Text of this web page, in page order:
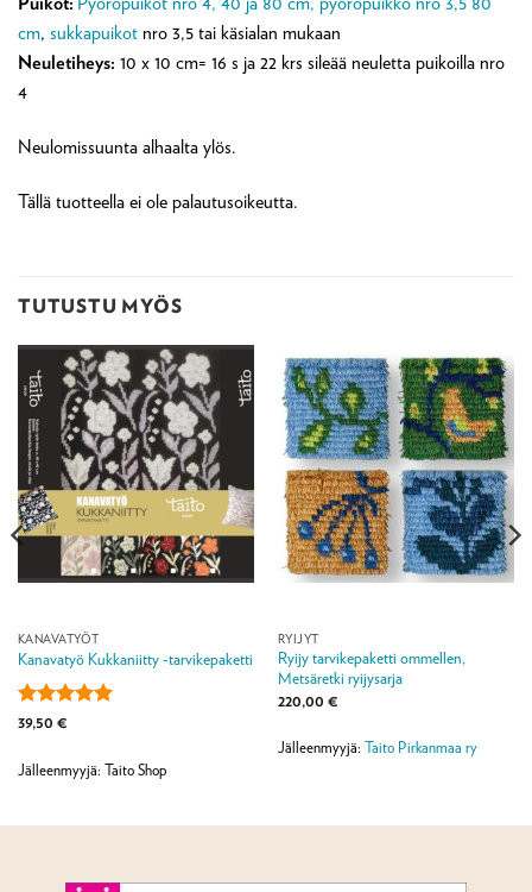
cm, sukkapuikot nro 3,5 tai käsialan mukaan
Neuletiheys: 10 x 10 cm= 16 s ja 22 krs sileää neuletta puikoilla nro
4
Neulomissuunta alhaalta ylös.
Tällä tuotteella ei ole palautusoikeutta.
TUTUSTU MYÖS
KANAVATYÖT
Kanavatyö Kukkaniitty -tarvikepaketti
Arvostelu
/ 5
39,50 €
Jälleenmyyjä: Taito Shop
RYIJYT
Ryijy tarvikepaketti ommellen,
Metsäretki ryijysarja
220,00 €
Jälleenmyyjä: Taito Pirkanmaa ry